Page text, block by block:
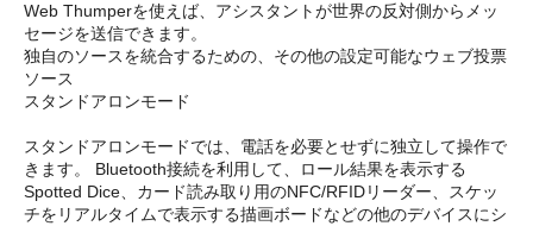
Web Thumperを使えば、アシスタントが世界の反対側からメッ
セージを送信できます。
独自のソースを統合するための、その他の設定可能なウェブ投票
ソース
スタンドアロンモード
スタンドアロンモードでは、電話を必要とせずに独立して操作で
きます。 Bluetooth接続を利用して、ロール結果を表示する
Spotted Dice、カード読み取り用のNFC/RFIDリーダー、スケッ
チをリアルタイムで表示する描画ボードなどの他のデバイスにシ